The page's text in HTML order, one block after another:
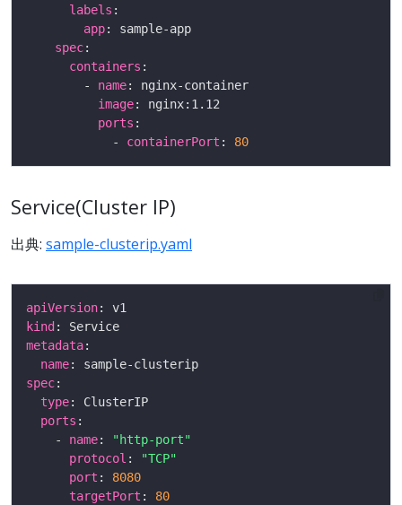
labels
app
spec
containers
        -
name
image
ports
            -
containerPort : 80
Service(Cluster IP)
出典: sample-clusterip.yaml
apiVersion
kind
metadata
name
spec
type
ports
    -
name:
"http-port"
protocol :
"TCP"
port : 8080
targetPort : 80